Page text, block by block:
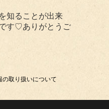
知ることが出来
す♡ありがとうご
の取り扱いについて